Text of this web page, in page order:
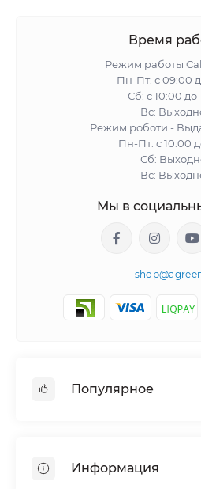
Время
Режим работы
Пн-Пт: с 09:00
Сб: с 10:00 до
Вс:
Режим роботи -
Пн-Пт: с 10:00
Сб:
Вс:
Мы в
Популярное
Сетка шпалерная
Информация